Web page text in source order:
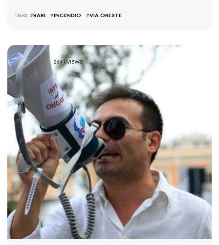
TAGS: #BARI #INCENDIO #VIA ORESTE
2641 VIEWS